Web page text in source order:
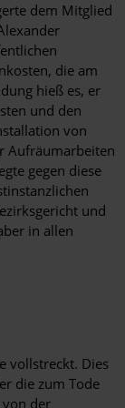
dem Mitglied
die am
hieß es, er
und den
von
Aufräumarbeiten
gegen diese
und
in allen
vollstreckt. Dies
die zum Tode
der